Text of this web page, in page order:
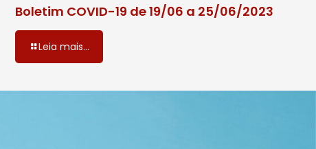
Boletim COVID-19 de 19/06 a 25/06/2023
Leia mais...